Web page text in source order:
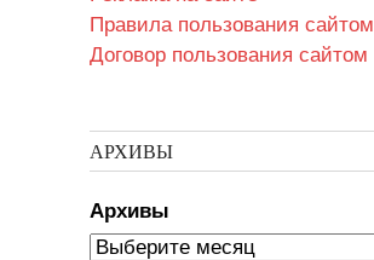
Правила пользования сайтом
Договор пользования сайтом
АРХИВЫ
Архивы